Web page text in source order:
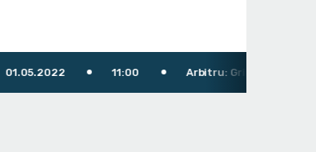
11:00 Arbitru: Grigoraş Laurenţiu